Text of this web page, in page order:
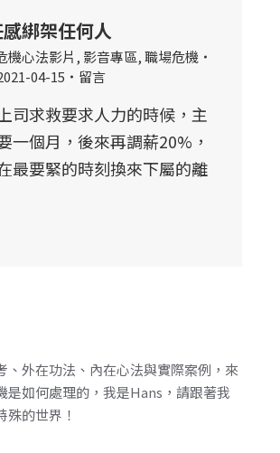
綁架任何人
機心法影片 , 影音專區,職場危機
04-15 留言
司求救要求人力的時候，主
一個月，後來再調薪20%，
最要緊的時刻換來下屬的離
、外在功法、內在心法與實際案例，來
是如何處理的，我是Hans，請跟著我
殊的世界！